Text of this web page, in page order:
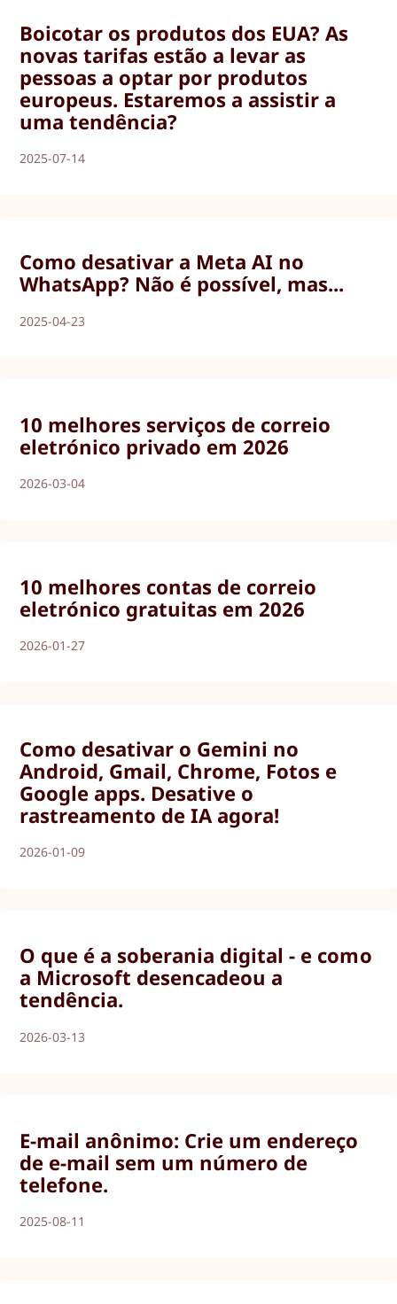
Boicotar os produtos dos EUA? As
novas tarifas estão a levar as
pessoas a optar por produtos
europeus. Estaremos a assistir a
uma tendência?
2025-07-14
Como desativar a Meta AI no
WhatsApp? Não é possível, mas...
2025-04-23
10 melhores serviços de correio
eletrónico privado em 2026
2026-03-04
10 melhores contas de correio
eletrónico gratuitas em 2026
2026-01-27
Como desativar o Gemini no
Android, Gmail, Chrome, Fotos e
Google apps. Desative o
rastreamento de IA agora!
2026-01-09
O que é a soberania digital - e como
a Microsoft desencadeou a
tendência.
2026-03-13
E-mail anônimo: Crie um endereço
de e-mail sem um número de
telefone.
2025-08-11